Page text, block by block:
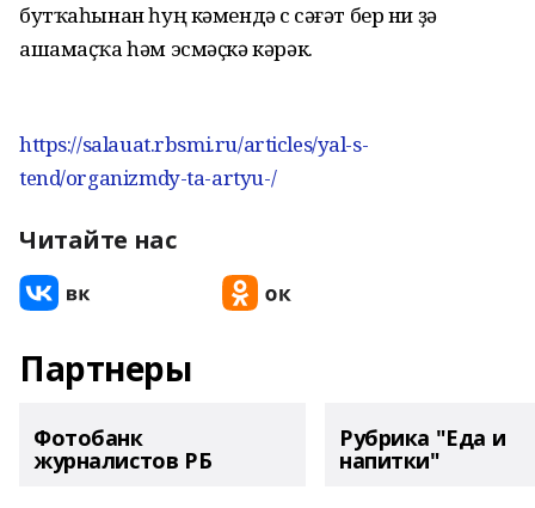
бутҡаһынан һуң кәмендә өс сәғәт бер ни ҙә
ашамаҫҡа һәм эсмәҫкә кәрәк.
https://salauat.rbsmi.ru/articles/yal-s-
tend/organizmdy-ta-artyu-/
Читайте нас
Партнеры
Фотобанк
журналистов РБ
Рубрика "Еда и
напитки"